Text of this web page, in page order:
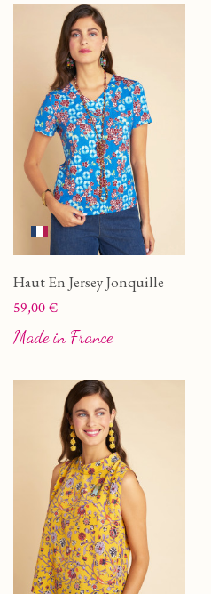
Haut En Jersey Jonquille
Prix
59,00 €
Made in France